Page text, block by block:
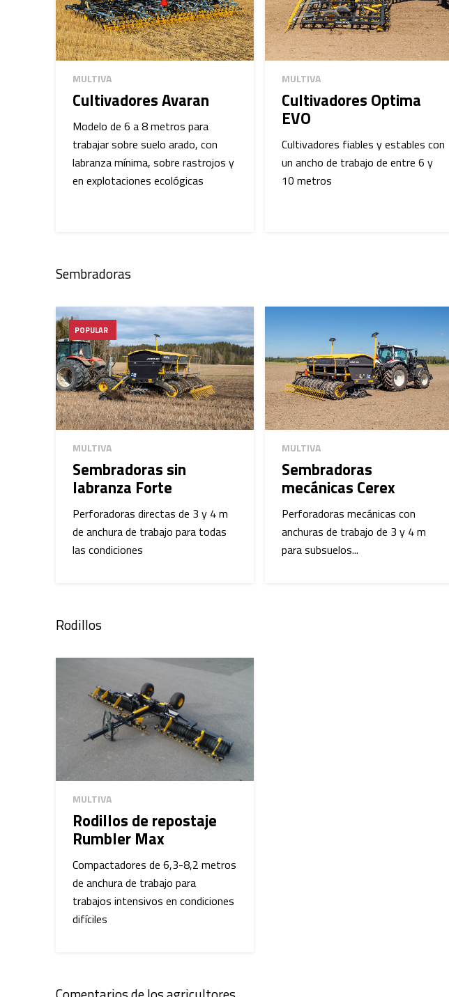
MULTIVA
Cultivadores Avaran
Modelo de 6 a 8 metros para
trabajar sobre suelo arado, con
labranza mínima, sobre rastrojos y
en explotaciones ecológicas
MULTIVA
Cultivadores Optima
EVO
Cultivadores fiables y estables con
un ancho de trabajo de entre 6 y
10 metros
Sembradoras
POPULAR
MULTIVA
Sembradoras sin
labranza Forte
Perforadoras directas de 3 y 4 m
de anchura de trabajo para todas
las condiciones
MULTIVA
Sembradoras
mecánicas Cerex
Perforadoras mecánicas con
anchuras de trabajo de 3 y 4 m
para subsuelos...
Rodillos
MULTIVA
Rodillos de repostaje
Rumbler Max
Compactadores de 6,3-8,2 metros
de anchura de trabajo para
trabajos intensivos en condiciones
difíciles